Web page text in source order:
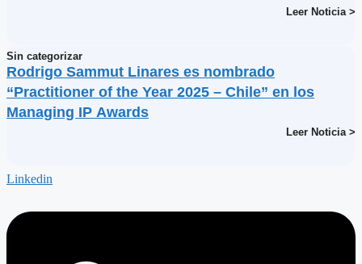
Leer Noticia >
Sin categorizar
Rodrigo Sammut Linares es nombrado
“Practitioner of the Year 2025 – Chile” en los
Managing IP Awards
Leer Noticia >
Linkedin